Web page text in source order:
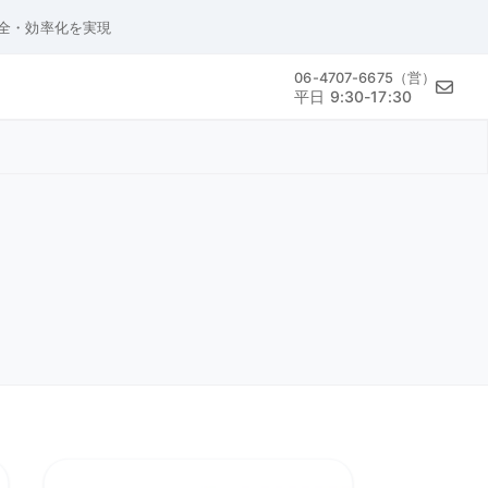
・効率化を実現
06-4707-6675（営）
平日 9:30-17:30